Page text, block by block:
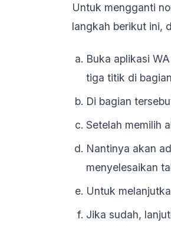
Untuk mengganti
langkah berikut ini,
Buka aplikasi
tiga titik di
Di bagian
Setelah memilih
Nantinya akan
menyelesaikan
Untuk
Jika sudah,